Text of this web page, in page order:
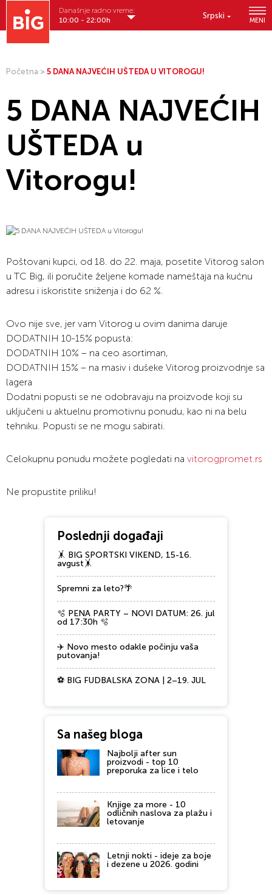
Srpski
MENI
Današnje radno vreme:
10:00 - 22:00h
Početna > 5 DANA NAJVEĆIH UŠTEDA U VITOROGU!
5 DANA NAJVEĆIH
UŠTEDA u
Vitorogu!
Poštovani kupci, od 18. do 22. maja, posetite Vitorog salon
u TC Big, ili poručite željene komade nameštaja na kućnu
adresu i iskoristite sniženja i do 62 %.
Ovo nije sve, jer vam Vitorog u ovim danima daruje
DODATNIH 10-15% popusta:
DODATNIH 10% – na ceo asortiman,
DODATNIH 15% – na masiv i dušeke Vitorog proizvodnje sa
lagera
Dodatni popusti se ne odobravaju na proizvode koji su
uključeni u aktuelnu promotivnu ponudu, kao ni na belu
tehniku. Popusti se ne mogu sabirati.
Celokupnu ponudu možete pogledati na vitorogpromet.rs
Ne propustite priliku!
Poslednji događaji
🤸 BIG SPORTSKI VIKEND, 15-16.
avgust🤸
Spremni za leto?🌴
🫧 PENA PARTY – NOVI DATUM: 26. jul
od 17:30h 🫧
✈️ Novo mesto odakle počinju vaša
putovanja!
⚽ BIG FUDBALSKA ZONA | 2–19. JUL
Sa našeg bloga
Najbolji after sun
proizvodi - top 10
preporuka za lice i telo
Knjige za more - 10
odličnih naslova za plažu i
letovanje
Letnji nokti - ideje za boje
i dezene u 2026. godini